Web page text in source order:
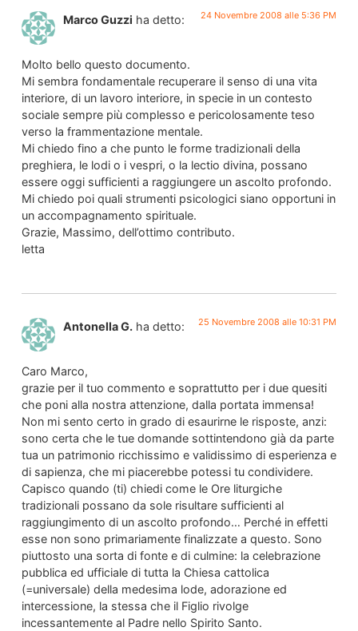
Marco Guzzi ha detto: 24 Novembre 2008 alle 5:36 PM
Molto bello questo documento.
Mi sembra fondamentale recuperare il senso di una vita
interiore, di un lavoro interiore, in specie in un contesto
sociale sempre più complesso e pericolosamente teso
verso la frammentazione mentale.
Mi chiedo fino a che punto le forme tradizionali della
preghiera, le lodi o i vespri, o la lectio divina, possano
essere oggi sufficienti a raggiungere un ascolto profondo.
Mi chiedo poi quali strumenti psicologici siano opportuni in
un accompagnamento spirituale.
Grazie, Massimo, dell’ottimo contributo.
letta
Antonella G. ha detto: 25 Novembre 2008 alle 10:31 PM
Caro Marco,
grazie per il tuo commento e soprattutto per i due quesiti
che poni alla nostra attenzione, dalla portata immensa!
Non mi sento certo in grado di esaurirne le risposte, anzi:
sono certa che le tue domande sottintendono già da parte
tua un patrimonio ricchissimo e validissimo di esperienza e
di sapienza, che mi piacerebbe potessi tu condividere.
Capisco quando (ti) chiedi come le Ore liturgiche
tradizionali possano da sole risultare sufficienti al
raggiungimento di un ascolto profondo… Perché in effetti
esse non sono primariamente finalizzate a questo. Sono
piuttosto una sorta di fonte e di culmine: la celebrazione
pubblica ed ufficiale di tutta la Chiesa cattolica
(=universale) della medesima lode, adorazione ed
intercessione, la stessa che il Figlio rivolge
incessantemente al Padre nello Spirito Santo.